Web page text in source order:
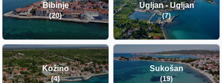
Bibinje
(20)
Ugljan - Ugljan
(7)
Kožino
(4)
Sukošan
(19)